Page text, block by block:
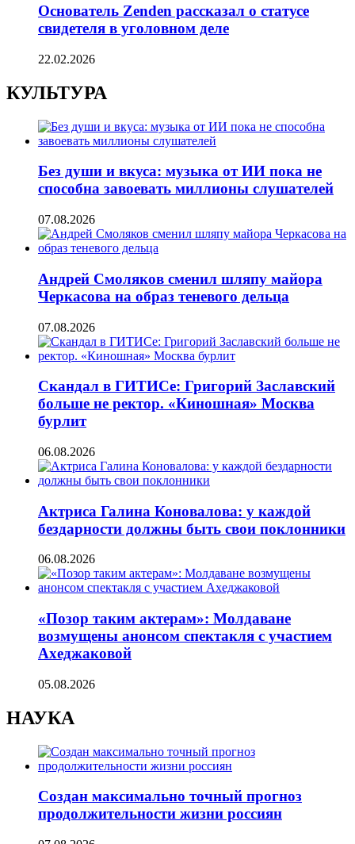
Основатель Zenden рассказал о статусе
свидетеля в уголовном деле
22.02.2026
КУЛЬТУРА
Без души и вкуса: музыка от ИИ пока не
способна завоевать миллионы слушателей
07.08.2026
Андрей Смоляков сменил шляпу майора
Черкасова на образ теневого дельца
07.08.2026
Скандал в ГИТИСе: Григорий Заславский
больше не ректор. «Киношная» Москва
бурлит
06.08.2026
Актриса Галина Коновалова: у каждой
бездарности должны быть свои поклонники
06.08.2026
«Позор таким актерам»: Молдаване
возмущены анонсом спектакля с участием
Ахеджаковой
05.08.2026
НАУКА
Создан максимально точный прогноз
продолжительности жизни россиян